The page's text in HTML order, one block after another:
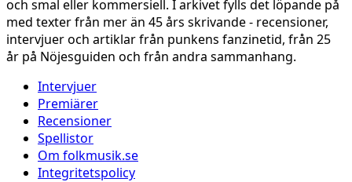
och smal eller kommersiell. I arkivet fylls det löpande på
med texter från mer än 45 års skrivande - recensioner,
intervjuer och artiklar från punkens fanzinetid, från 25
år på Nöjesguiden och från andra sammanhang.
Intervjuer
Premiärer
Recensioner
Spellistor
Om folkmusik.se
Integritetspolicy